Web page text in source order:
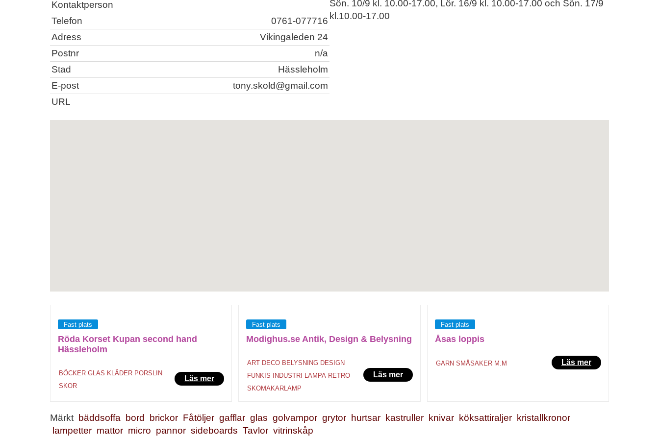
Kontaktperson
Telefon
0761-077716
Adress
Vikingaleden 24
Postnr
n/a
Stad
Hässleholm
E-post
tony.skold@gmail.com
URL
Sön. 10/9 kl. 10.00-17.00, Lör. 16/9 kl. 10.00-17.00 och Sön. 17/9
kl.10.00-17.00
Fast plats
Röda Korset Kupan second hand
Hässleholm
BÖCKER GLAS KLÄDER PORSLIN
SKOR
Läs mer
Fast plats
Modighus.se Antik, Design & Belysning
ART DECO BELYSNING DESIGN
FUNKIS INDUSTRI LAMPA RETRO
SKOMAKARLAMP
Läs mer
Fast plats
Åsas loppis
GARN SMÅSAKER M.M Läs mer
Märkt bäddsoffa bord brickor Fåtöljer gafflar glas golvampor grytor hurtsar kastruller knivar köksattiraljer kristallkronor
lampetter mattor micro pannor sideboards Tavlor vitrinskåp